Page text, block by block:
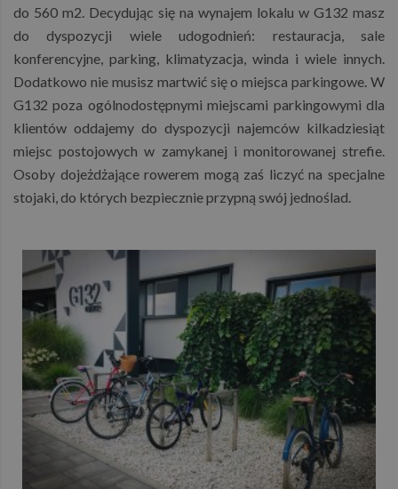
do 560 m2. Decydując się na wynajem lokalu w G132 masz
do dyspozycji wiele udogodnień: restauracja, sale
konferencyjne, parking, klimatyzacja, winda i wiele innych.
Dodatkowo nie musisz martwić się o miejsca parkingowe. W
G132 poza ogólnodostępnymi miejscami parkingowymi dla
klientów oddajemy do dyspozycji najemców kilkadziesiąt
miejsc postojowych w zamykanej i monitorowanej strefie.
Osoby dojeżdżające rowerem mogą zaś liczyć na specjalne
stojaki, do których bezpiecznie przypną swój jednoślad.